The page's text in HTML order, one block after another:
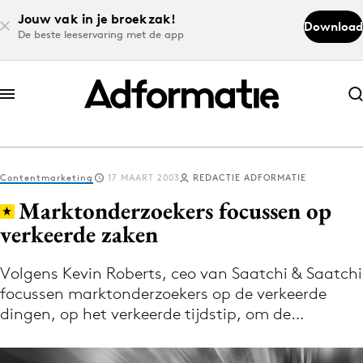
Jouw vak in je broekzak!
De beste leeservaring met de app
Download
Abonneer nu
Abonneer nu
Log in
Volg het laatste nieuws via de Adformatie
Nieuws app
Contentmarketing 17 MAART 2003 REDACTIE ADFORMATIE
Marktonderzoekers focussen op
verkeerde zaken
Volgens Kevin Roberts, ceo van Saatchi & Saatchi
focussen marktonderzoekers op de verkeerde
dingen, op het verkeerde tijdstip, om de…